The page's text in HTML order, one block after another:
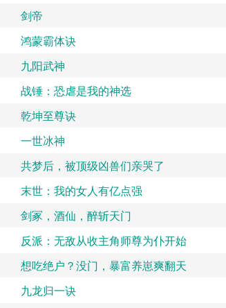
剑帝
鸿蒙霸体诀
九阳武神
战锤：恐虐是我的神选
乾坤至尊诀
一世冰神
共梦后，被顶级凶兽们亲哭了
末世：我的女人有亿点强
剑冢，酒仙，醉斩天门
反派：无敌从收主角师尊为仆开始
想吃绝户？没门，暴富养崽爽翻天
九龙归一诀